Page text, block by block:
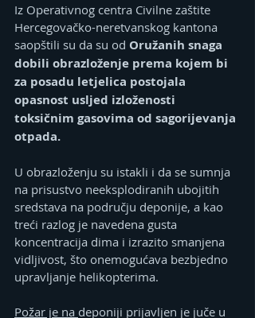
Iz Operativnog centra Civilne zaštite
Hercegovačko-neretvanskog kantona
saopštili su da su od Oružanih snaga
dobili obrazloženje prema kojem bi
za posadu letjelica postojala
opasnost usljed izloženosti
toksičnim gasovima od sagorijevanja
otpada.
U obrazloženju su istakli i da se sumnja
na prisustvo neeksplodiranih ubojitih
sredstava na području deponije, a kao
treći razlog je navedena gusta
koncentracija dima i izrazito smanjena
vidljivost, što onemogućava bezbjedno
upravljanje helikopterima.
Požar je na deponiji prijavljen je juče u